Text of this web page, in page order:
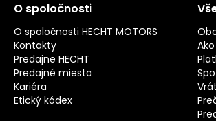
O spoločnosti
O spoločnosti HECHT MOTORS
Kontakty
Predajne HECHT
Predajné miesta
Kariéra
Etický kódex